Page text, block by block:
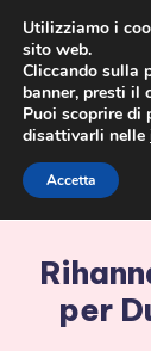
per
Utilizziamo i
sito web.
Cliccando sulla
banner, presti il
Puoi scoprire di
disattivarli nelle
Accetta